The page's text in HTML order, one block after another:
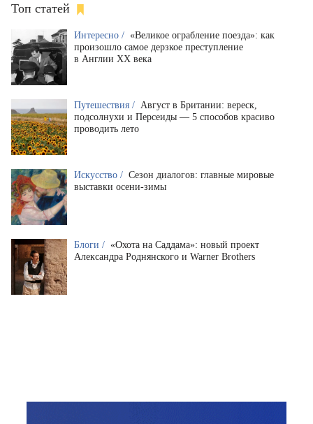
Топ статей
Интересно / «Великое ограбление поезда»: как
произошло самое дерзкое преступление
в Англии XX века
Путешествия / Август в Британии: вереск,
подсолнухи и Персеиды — 5 способов красиво
проводить лето
Искусство / Сезон диалогов: главные мировые
выставки осени-зимы
Блоги / «Охота на Саддама»: новый проект
Александра Роднянского и Warner Brothers